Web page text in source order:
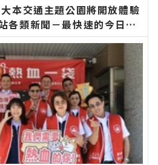
本交通主題公園將開放體驗
各類新聞－最快速的今日新
！